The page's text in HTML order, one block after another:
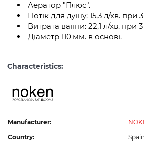
Аератор "Плюс".
Потік для душу: 15,3 л/хв. при
Витрата ванни: 22,1 л/хв. при
Діаметр 110 мм. в основі.
Characteristics:
Manufacturer:
Country:
Spain